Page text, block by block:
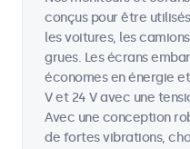
conçus pour être
les voitures, les
grues. Les écrans
économes en énergie
V et 24 V avec une
Avec une conception
de fortes vibrations,